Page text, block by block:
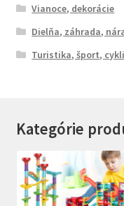
Vianoce, dekorácie
Dielňa, záhrada,
Turistika, šport,
Kategórie